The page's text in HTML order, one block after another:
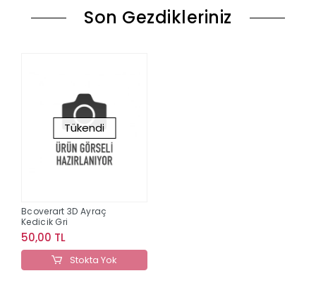
Son Gezdikleriniz
Tükendi
Bcoverart 3D Ayraç
Kedicik Gri
50,00 TL
Stokta Yok